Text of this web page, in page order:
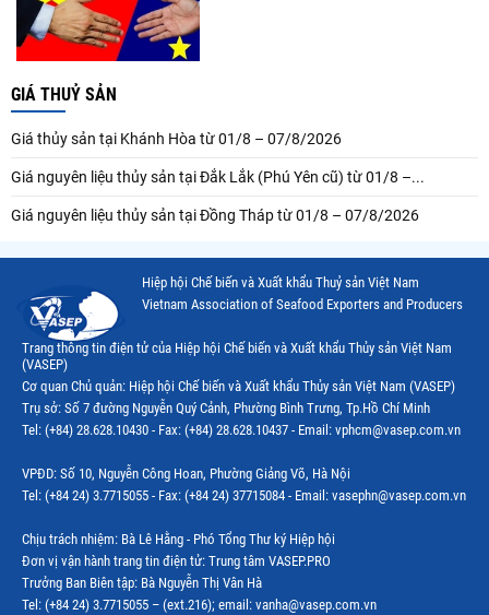
GIÁ THUỶ SẢN
Giá thủy sản tại Khánh Hòa từ 01/8 – 07/8/2026
Giá nguyên liệu thủy sản tại Đắk Lắk (Phú Yên cũ) từ 01/8 –...
Giá nguyên liệu thủy sản tại Đồng Tháp từ 01/8 – 07/8/2026
Hiệp hội Chế biến và Xuất khẩu Thuỷ sản Việt Nam
Vietnam Association of Seafood Exporters and Producers
Trang thông tin điện tử của Hiệp hội Chế biến và Xuất khẩu Thủy sản Việt Nam
(VASEP)
Cơ quan Chủ quản: Hiệp hội Chế biến và Xuất khẩu Thủy sản Việt Nam (VASEP)
Trụ sở: Số 7 đường Nguyễn Quý Cảnh, Phường Bình Trưng, Tp.Hồ Chí Minh
Tel: (+84) 28.628.10430 - Fax: (+84) 28.628.10437 - Email: vphcm@vasep.com.vn
VPĐD: Số 10, Nguyễn Công Hoan, Phường Giảng Võ, Hà Nội
Tel: (+84 24) 3.7715055 - Fax: (+84 24) 37715084 - Email: vasephn@vasep.com.vn
Chịu trách nhiệm: Bà Lê Hằng - Phó Tổng Thư ký Hiệp hội
Đơn vị vận hành trang tin điện tử: Trung tâm VASEP.PRO
Trưởng Ban Biên tập: Bà Nguyễn Thị Vân Hà
Tel: (+84 24) 3.7715055 – (ext.216); email: vanha@vasep.com.vn